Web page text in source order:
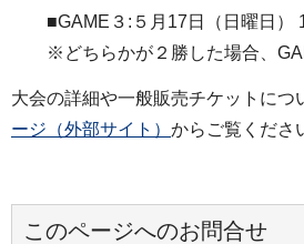
■GAME３:５月17日（日曜日）
※どちらかが２勝した場合、
大会の詳細や一般販売チケットにつ
ージ（外部サイト） からご覧くださ
このページへのお問合せ